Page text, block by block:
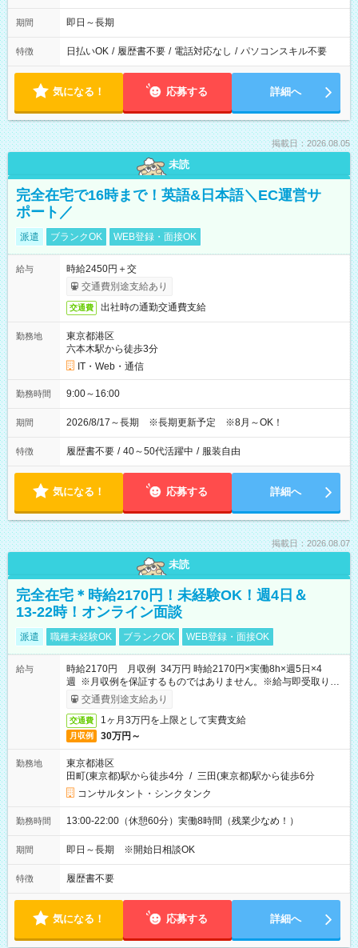
期間 即日～長期
特徴 日払いOK / 履歴書不要 / 電話対応なし / パソコンスキル不要
気になる！ 応募する 詳細へ
掲載日：2026.08.05
未読
完全在宅で16時まで！英語&日本語＼EC運営サ
ポート／
派遣 ブランクOK WEB登録・面接OK
給与
時給2450円＋交
交通費別途支給あり
交通費 出社時の通勤交通費支給
勤務地
東京都港区
六本木駅から徒歩3分
IT・Web・通信
勤務時間 9:00～16:00
期間 2026/8/17～長期 ※長期更新予定 ※8月～OK！
特徴 履歴書不要 / 40～50代活躍中 / 服装自由
気になる！ 応募する 詳細へ
掲載日：2026.08.07
未読
完全在宅＊時給2170円！未経験OK！週4日＆
13-22時！オンライン面談
派遣 職種未経験OK ブランクOK WEB登録・面接OK
給与
時給2170円 月収例 34万円 時給2170円×実働8h×週5日×4
週 ※月収例を保証するものではありません。※給与即受取りサ
ービス利用可（利用条件有）
交通費別途支給あり
交通費 1ヶ月3万円を上限として実費支給
月収例 30万円～
勤務地
東京都港区
田町(東京都)駅から徒歩4分 / 三田(東京都)駅から徒歩6分
コンサルタント・シンクタンク
勤務時間 13:00-22:00（休憩60分）実働8時間（残業少なめ！）
期間 即日～長期 ※開始日相談OK
特徴 履歴書不要
気になる！ 応募する 詳細へ